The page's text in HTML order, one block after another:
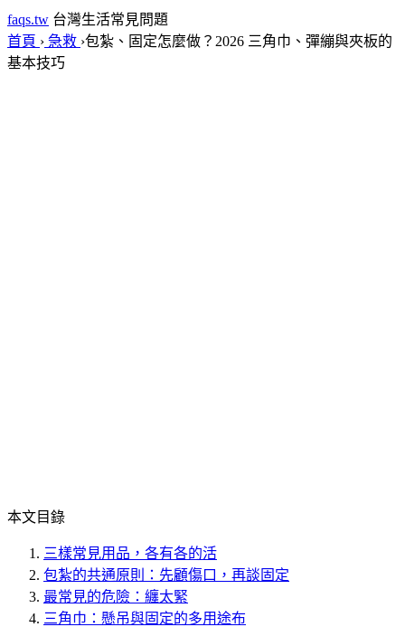
faqs.tw 台灣生活常見問題
首頁 › 急救 ›包紮、固定怎麼做？2026 三角巾、彈繃與夾板的
基本技巧
本文目錄
三樣常見用品，各有各的活
包紮的共通原則：先顧傷口，再談固定
最常見的危險：纏太緊
三角巾：懸吊與固定的多用途布